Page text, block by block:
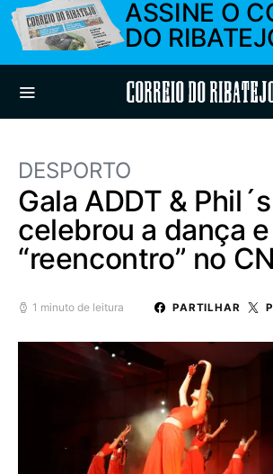
ASSINE O
DO
Correio do
DESPORTO
Gala ADDT &
celebrou a dança
“reencontro” no
1 minuto de leitura PARTILHAR